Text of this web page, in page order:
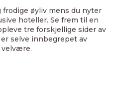
øyliv mens du nyter
hoteller. Se frem til en
tre forskjellige sider av
er selve innbegrepet av
velvære.